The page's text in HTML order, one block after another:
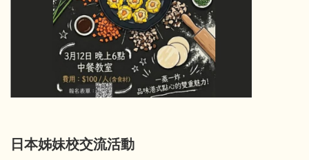
日本姊妹校交流活動